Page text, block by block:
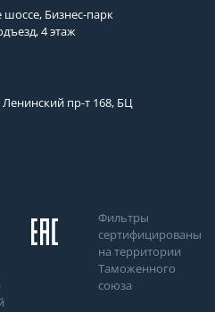
шоссе, Бизнес-парк
4 этаж
Ленинский пр-т 168, БЦ
Фильтры
сертифицированы
на территории
Таможенного
союза